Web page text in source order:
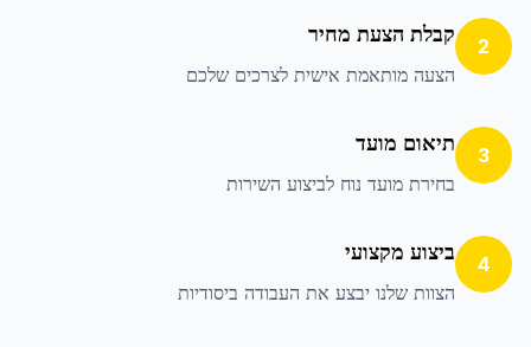
2 קבלת הצעת מחיר
הצעה מותאמת אישית לצרכים שלכם
3 תיאום מועד
בחירת מועד נוח לביצוע השירות
4 ביצוע מקצועי
הצוות שלנו יבצע את העבודה ביסודיות